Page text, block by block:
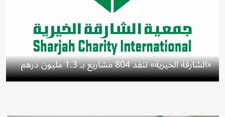
«الشارقة الخيرية» تنفذ 804 مشاريع بـ 1.3 مليون درهم